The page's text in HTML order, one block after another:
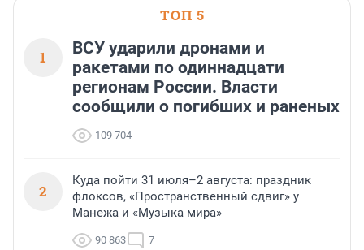
ТОП 5
1
ВСУ ударили дронами и
ракетами по одиннадцати
регионам России. Власти
сообщили о погибших и раненых
109 704
2
Куда пойти 31 июля–2 августа: праздник
флоксов, «Пространственный сдвиг» у
Манежа и «Музыка мира»
90 863 7